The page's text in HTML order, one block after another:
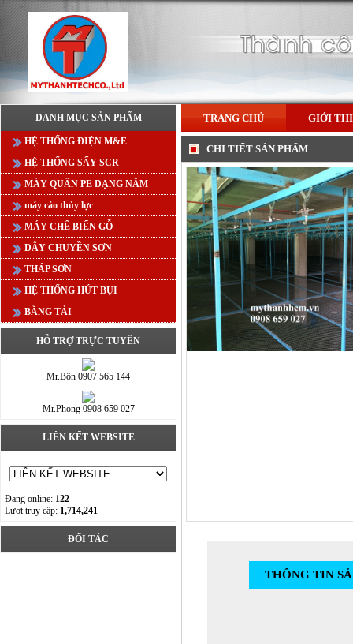
DANH MỤC SẢN PHẨM
HỆ THỐNG ĐIỆN M&E
HỆ THỐNG SẤY SCR
MÁY QUẤN PE DẠNG NẰM
máy cảo thủy lực
MÁY CHẾ BIẾN GỖ
DÂY CHUYỀN SƠN
THÁP SƠN
HỆ THỐNG HÚT BỤI
BĂNG TẢI
HỖ TRỢ TRỰC TUYẾN
Mr.Bôn 0907 565 144
Mr.Phong 0908 659 027
LIÊN KẾT WEBSITE
Đang online: 122
Lượt truy cập: 1,714,241
ĐỐI TÁC
TRANG CHỦ GIỚI
CHI TIẾT SẢN PHẨM
THÔNG TIN